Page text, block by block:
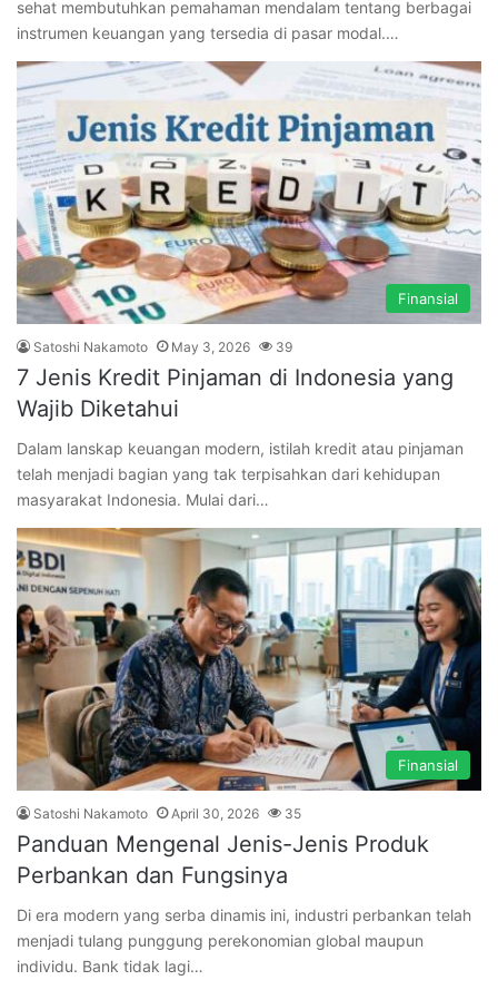
sehat membutuhkan pemahaman mendalam tentang berbagai
instrumen keuangan yang tersedia di pasar modal.…
Finansial
Satoshi Nakamoto May 3, 2026 39
7 Jenis Kredit Pinjaman di Indonesia yang
Wajib Diketahui
Dalam lanskap keuangan modern, istilah kredit atau pinjaman
telah menjadi bagian yang tak terpisahkan dari kehidupan
masyarakat Indonesia. Mulai dari…
Finansial
Satoshi Nakamoto April 30, 2026 35
Panduan Mengenal Jenis-Jenis Produk
Perbankan dan Fungsinya
Di era modern yang serba dinamis ini, industri perbankan telah
menjadi tulang punggung perekonomian global maupun
individu. Bank tidak lagi…